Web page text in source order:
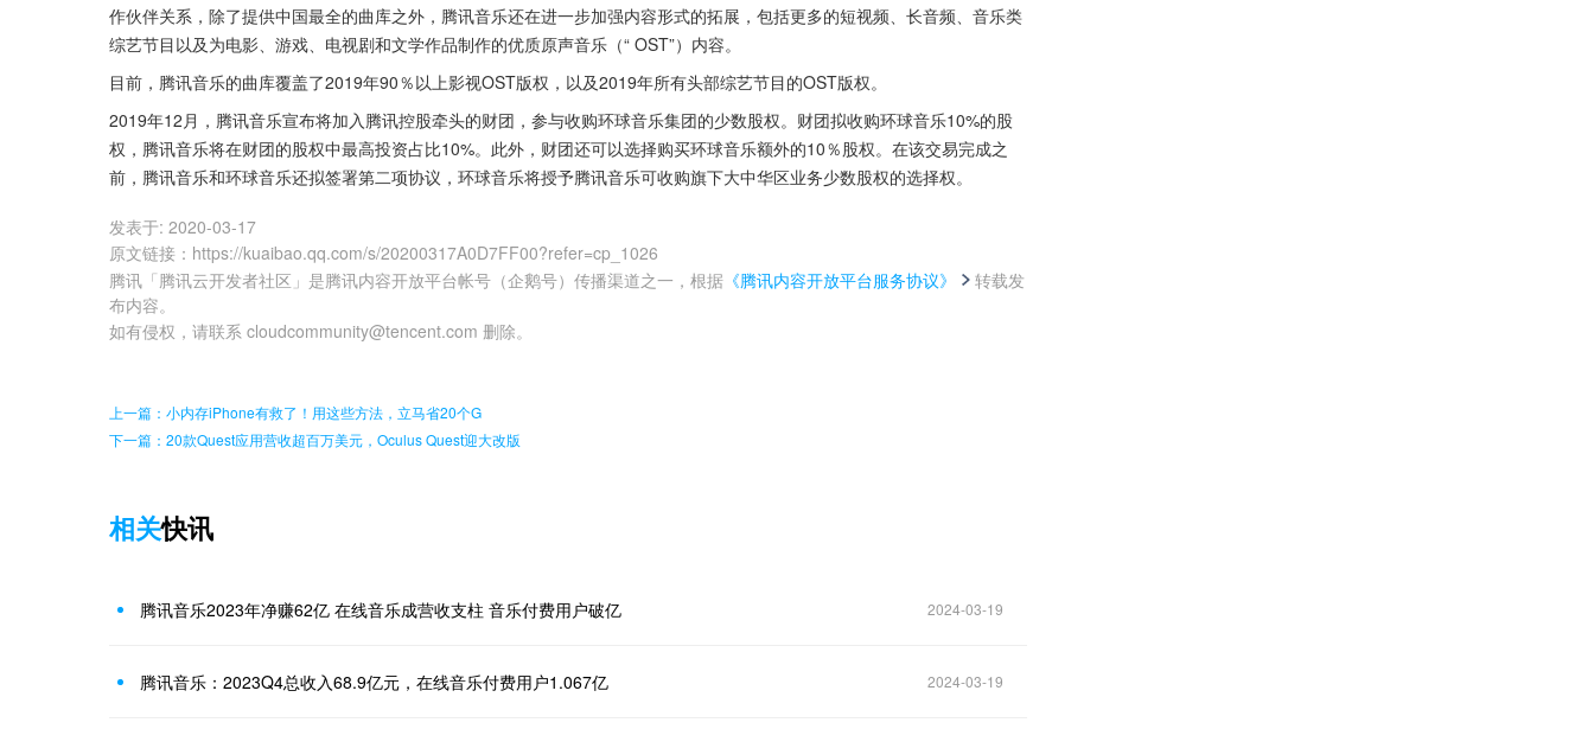
作伙伴关系，除了提供中国最全的曲库之外，腾讯音乐还在进一步加强内容形式的拓展，包括更多的短视频、长音频、音乐类
综艺节目以及为电影、游戏、电视剧和文学作品制作的优质原声音乐（“ OST”）内容。
目前，腾讯音乐的曲库覆盖了2019年90％以上影视OST版权，以及2019年所有头部综艺节目的OST版权。
2019年12月，腾讯音乐宣布将加入腾讯控股牵头的财团，参与收购环球音乐集团的少数股权。财团拟收购环球音乐10%的股
权，腾讯音乐将在财团的股权中最高投资占比10%。此外，财团还可以选择购买环球音乐额外的10％股权。在该交易完成之
前，腾讯音乐和环球音乐还拟签署第二项协议，环球音乐将授予腾讯音乐可收购旗下大中华区业务少数股权的选择权。
发表于: 2020-03-17
原文链接 ： https://kuaibao.qq.com/s/20200317A0D7FF00?refer=cp_1026
腾讯「腾讯云开发者社区」是腾讯内容开放平台帐号（企鹅号）传播渠道之一，根据 《腾讯内容开放平台服务协议》
转载发
布内容。
如有侵权，请联系 cloudcommunity@tencent.com 删除。
上一篇：小内存iPhone有救了！用这些方法，立马省20个G
下一篇：20款Quest应用营收超百万美元，Oculus Quest迎大改版
相关快讯
腾讯音乐2023年净赚62亿 在线音乐成营收支柱 音乐付费用户破亿 2024-03-19
腾讯音乐：2023Q4总收入68.9亿元，在线音乐付费用户1.067亿 2024-03-19